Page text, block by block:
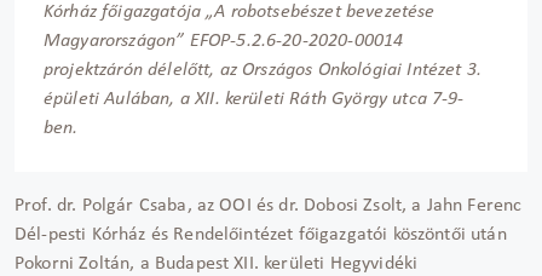
Kórház főigazgatója „A robotsebészet bevezetése
Magyarországon” EFOP-5.2.6-20-2020-00014
projektzárón délelőtt, az Országos Onkológiai Intézet 3.
épületi Aulában, a XII. kerületi Ráth György utca 7-9-
ben.
Prof. dr. Polgár Csaba, az OOI és dr. Dobosi Zsolt, a Jahn Ferenc
Dél-pesti Kórház és Rendelőintézet főigazgatói köszöntői után
Pokorni Zoltán, a Budapest XII. kerületi Hegyvidéki